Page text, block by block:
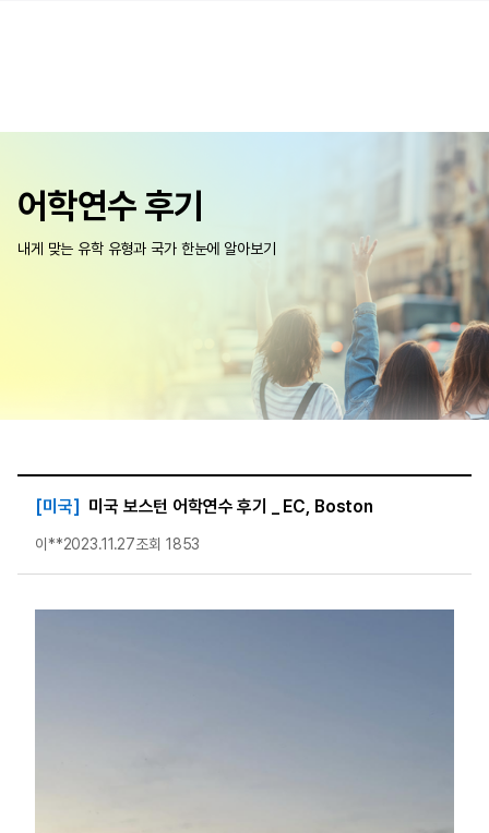
어학연수 후기
내게 맞는 유학 유형과 국가 한눈에 알아보기
[미국] 미국 보스턴 어학연수 후기 _ EC, Boston
이**2023.11.27조회 1853